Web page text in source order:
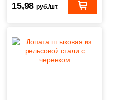
15,98 руб./шт.